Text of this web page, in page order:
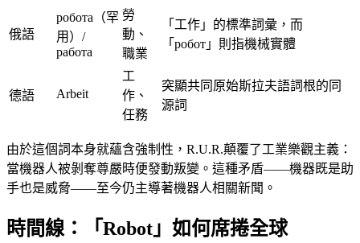
俄語
робота（罕
用）/
работа
勞
動、
職業
「工作」的標準詞彙，而
「робот」則指機械實體
德語 Arbeit
工
作、
任務
突顯共同原始斯拉夫語詞根的同
源詞
由於這個詞本身就蘊含強制性，R.U.R.顛覆了工業樂觀主義：
當機器人被剝奪尊嚴時便發動叛變。這種矛盾——機器既是助
手也是威脅——至今仍主導著機器人相關新聞。
時間線：「Robot」如何席捲全球